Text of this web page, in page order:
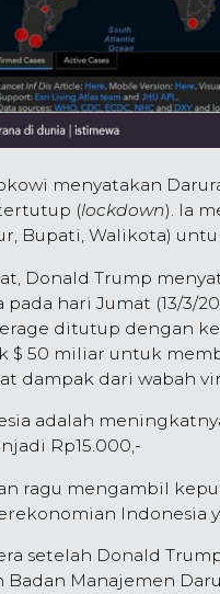
menyatakan
(lockdown). Ia
Bupati, Walikota)
Donald Trump
hari Jumat (13/3/
ditutup dengan
$ 50 miliar untuk
dampak dari wabah
adalah
Rp15.000,-
ragu mengambil
Indonesia
setelah Donald
Badan Manajemen